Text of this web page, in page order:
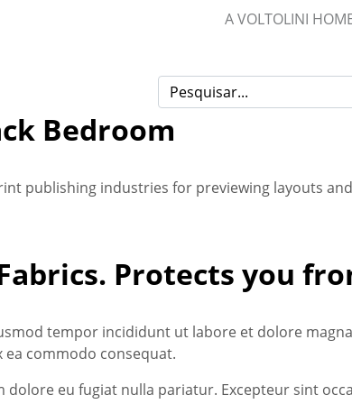
A VOLTOLINI
Bedroom
publishing industries for previewing layouts
Protects you
tempor incididunt ut labore et dolore
commodo consequat.
eu fugiat nulla pariatur. Excepteur sint